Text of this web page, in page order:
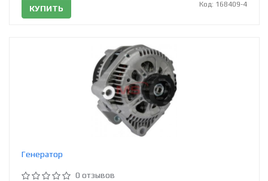
КУПИТЬ Код: 168409-4
Генератор
0 отзывов